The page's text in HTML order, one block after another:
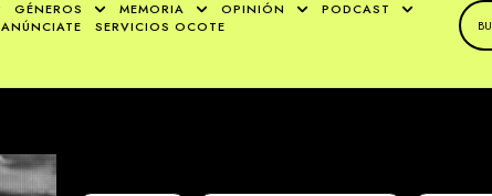
GÉNEROS MEMORIA OPINIÓN
PODCAST
ANÚNCIATE SERVICIOS OCOTE